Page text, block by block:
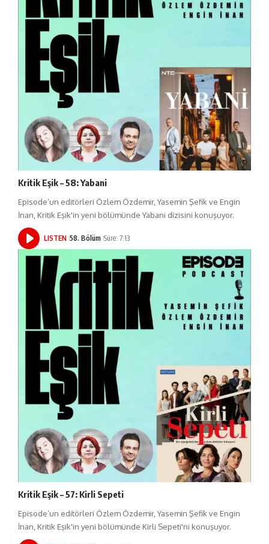
Kritik Eşik – 58: Yabani
Episode’un editörleri Özlem Özdemir, Yasemin Şefik ve Engin
İnan, Kritik Eşik'in yeni bölümünde Yabani dizisini konuşuyor.
LISTEN 58. Bölüm Süre: 7:13
Kritik Eşik – 57: Kirli Sepeti
Episode’un editörleri Özlem Özdemir, Yasemin Şefik ve Engin
İnan, Kritik Eşik'in yeni bölümünde Kirli Sepeti'ni konuşuyor.